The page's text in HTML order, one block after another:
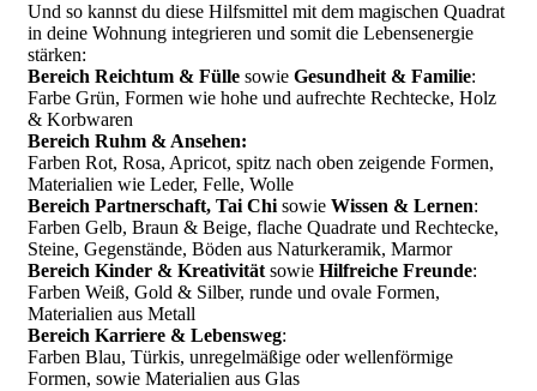
Und so kannst du diese Hilfsmittel mit dem magischen Quadrat
in deine Wohnung integrieren und somit die Lebensenergie
stärken:
Bereich Reichtum & Fülle sowie Gesundheit & Familie:
Farbe Grün, Formen wie hohe und aufrechte Rechtecke, Holz
& Korbwaren
Bereich Ruhm & Ansehen:
Farben Rot, Rosa, Apricot, spitz nach oben zeigende Formen,
Materialien wie Leder, Felle, Wolle
Bereich Partnerschaft, Tai Chisowie Wissen & Lernen:
Farben Gelb, Braun & Beige, flache Quadrate und Rechtecke,
Steine, Gegenstände, Böden aus Naturkeramik, Marmor
Bereich Kinder & Kreativitätsowie Hilfreiche Freunde:
Farben Weiß, Gold & Silber, runde und ovale Formen,
Materialien aus Metall
Bereich Karriere & Lebensweg:
Farben Blau, Türkis, unregelmäßige oder wellenförmige
Formen, sowie Materialien aus Glas